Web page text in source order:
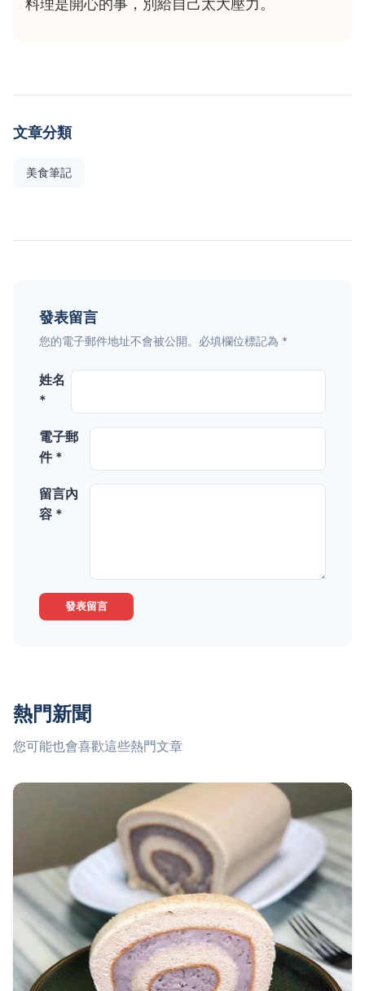
料理是開心的事，別給自己太大壓力。
文章分類
美食筆記
發表留言
您的電子郵件地址不會被公開。必填欄位標記為 *
姓名
*
電子郵
件 *
留言內
容 *
發表留言
熱門新聞
您可能也會喜歡這些熱門文章